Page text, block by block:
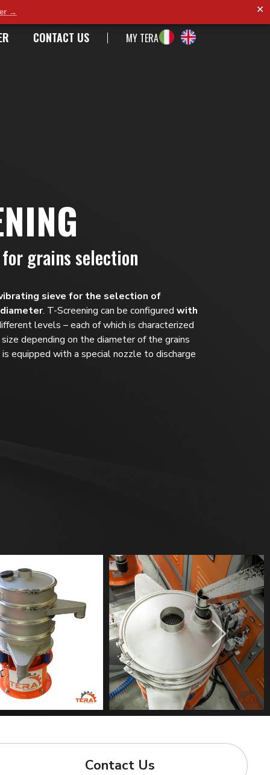
→ ✕
CONTACT US MY TERA
grains selection
sieve for the selection of
. T-Screening can be configured with
levels – each of which is characterized
depending on the diameter of the grains
equipped with a special nozzle to discharge
Contact Us